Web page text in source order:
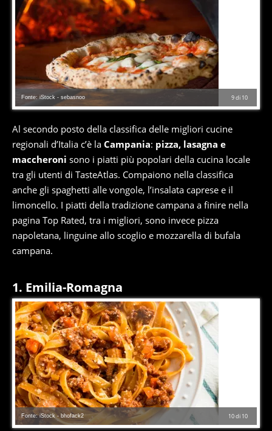
9di 10
Fonte: iStock - sebasnoo
Al secondo posto della classifica delle migliori cucine
regionali d’Italia c’è la Campania: pizza, lasagna e
maccheroni sono i piatti più popolari della cucina locale
tra gli utenti di TasteAtlas. Compaiono nella classifica
anche gli spaghetti alle vongole, l’insalata caprese e il
limoncello. I piatti della tradizione campana a finire nella
pagina Top Rated, tra i migliori, sono invece pizza
napoletana, linguine allo scoglio e mozzarella di bufala
campana.
1. Emilia-Romagna
10di 10
Fonte: iStock - bhofack2